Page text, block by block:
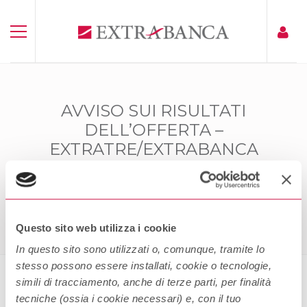
Questo sito web utilizza i cookie
In questo sito sono utilizzati o, comunque, tramite lo
stesso possono essere installati, cookie o tecnologie,
simili di tracciamento, anche di terze parti, per finalità
tecniche (ossia i cookie necessari) e, con il tuo
AVVISO SUI RISULTATI
DELL’OFFERTA –
EXTRATRE/EXTRABANCA
OBLIGAZIONI STEPUP 2011-2013
Home
Avviso Sui Risultati Dell’offerta – Extratre/Extrabanca